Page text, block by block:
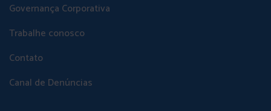
Governança Corporativa
Trabalhe conosco
Contato
Canal de Denúncias